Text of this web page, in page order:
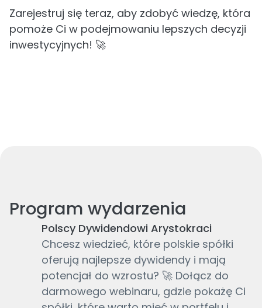
Zarejestruj się teraz, aby zdobyć wiedzę, która
pomoże Ci w podejmowaniu lepszych decyzji
inwestycyjnych! 🚀
Program wydarzenia
Polscy Dywidendowi Arystokraci
Chcesz wiedzieć, które polskie spółki
oferują najlepsze dywidendy i mają
potencjał do wzrostu? 🚀 Dołącz do
darmowego webinaru, gdzie pokażę Ci